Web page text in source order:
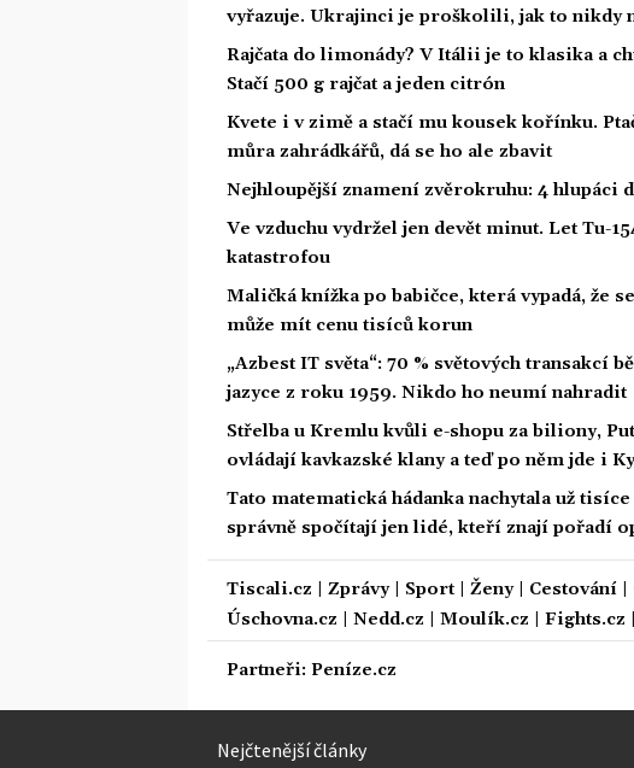
vyřazuje. Ukrajinci je proškolili, jak to nikdy
Rajčata do limonády? V Itálii je to klasika a
Stačí 500 g rajčat a jeden citrón
Kvete i v zimě a stačí mu kousek kořínku.
můra zahrádkářů, dá se ho ale zbavit
Nejhloupější znamení zvěrokruhu: 4 hlupáci
Ve vzduchu vydržel jen devět minut. Let Tu-
katastrofou
Maličká knížka po babičce, která vypadá, že
může mít cenu tisíců korun
„Azbest IT světa“: 70 % světových transakcí
jazyce z roku 1959. Nikdo ho neumí nahradit
Střelba u Kremlu kvůli e-shopu za biliony,
ovládají kavkazské klany a teď po něm jde i
Tato matematická hádanka nachytala už
správně spočítají jen lidé, kteří znají pořadí
Tiscali.cz Zprávy| Sport| Ženy| Cestování
Úschovna.cz
Nedd.cz Moulík.cz Fights.cz
Partneři: Peníze.cz
Nejčtenější články